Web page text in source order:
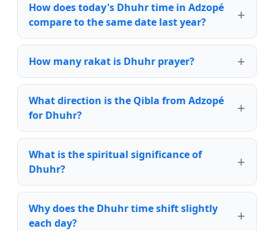
How does today's Dhuhr time in Adzopé
compare to the same date last year?
How many rakat is Dhuhr prayer?
What direction is the Qibla from Adzopé
for Dhuhr?
What is the spiritual significance of
Dhuhr?
Why does the Dhuhr time shift slightly
each day?